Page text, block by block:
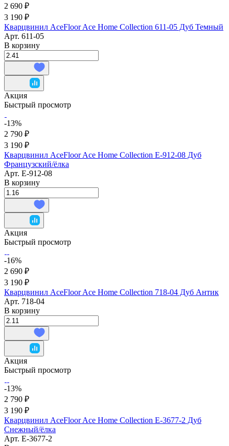
2 690 ₽
3 190 ₽
Кварцвинил AceFloor Ace Home Collection 611-05 Дуб Темный
Арт. 611-05
В корзину
Акция
Быстрый просмотр
-13%
2 790 ₽
3 190 ₽
Кварцвинил AceFloor Ace Home Collection E-912-08 Дуб
Французский/ёлка
Арт. E-912-08
В корзину
Акция
Быстрый просмотр
-16%
2 690 ₽
3 190 ₽
Кварцвинил AceFloor Ace Home Collection 718-04 Дуб Антик
Арт. 718-04
В корзину
Акция
Быстрый просмотр
-13%
2 790 ₽
3 190 ₽
Кварцвинил AceFloor Ace Home Collection E-3677-2 Дуб
Снежный/ёлка
Арт. E-3677-2